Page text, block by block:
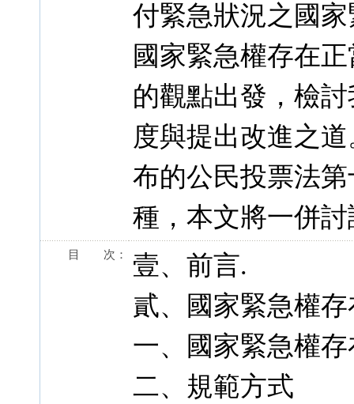
付緊急狀況之國
國家緊急權存在
的觀點出發，檢
度與提出改進之
布的公民投票法
種，本文將一併
目 次：
壹、前言.
貳、國家緊急權
一、國家緊急權
二、規範方式